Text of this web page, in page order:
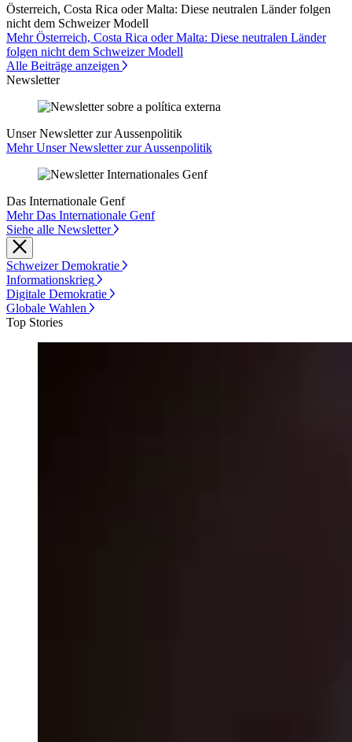
Österreich, Costa Rica oder Malta: Diese neutralen Länder folgen
nicht dem Schweizer Modell
Mehr Österreich, Costa Rica oder Malta: Diese neutralen Länder
folgen nicht dem Schweizer Modell
Alle Beiträge anzeigen
Newsletter
Unser Newsletter zur Aussenpolitik
Mehr Unser Newsletter zur Aussenpolitik
Das Internationale Genf
Mehr Das Internationale Genf
Siehe alle Newsletter
Schweizer Demokratie
Informationskrieg
Digitale Demokratie
Globale Wahlen
Top Stories